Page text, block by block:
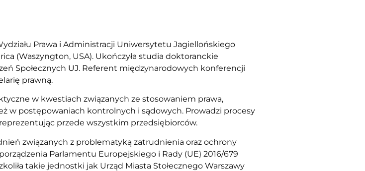
Prawa i Administracji Uniwersytetu Jagiellońskiego
(Waszyngton, USA). Ukończyła studia doktoranckie
Społecznych UJ. Referent międzynarodowych konferencji
prawną.
w kwestiach związanych ze stosowaniem prawa,
w postępowaniach kontrolnych i sądowych. Prowadzi procesy
przede wszystkim przedsiębiorców.
związanych z problematyką zatrudnienia oraz ochrony
Parlamentu Europejskiego i Rady (UE) 2016/679
takie jednostki jak Urząd Miasta Stołecznego Warszawy